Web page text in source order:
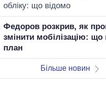
обліку: що відомо
Федоров розкрив, як
змінити мобілізацію: що
план
Більше новин